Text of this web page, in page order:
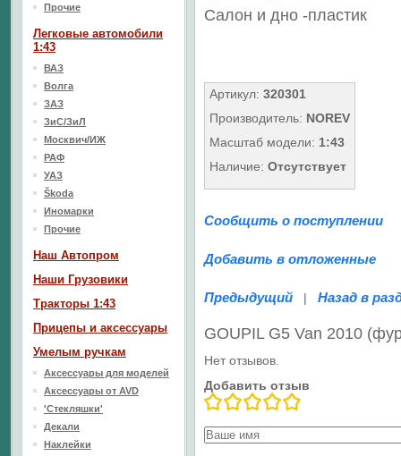
Салон и дно -пластик
Артикул: 320301
Производитель: NOREV
Масштаб модели: 1:43
Наличие: Отсутствует
Сообщить о поступлении
Добавить в отложенные
Предыдущий | Назад в
GOUPIL G5 Van 2010
Нет отзывов.
Добавить отзыв
Прочие
Легковые автомобили
1:43
ВАЗ
Волга
ЗАЗ
ЗиС/ЗиЛ
Москвич/ИЖ
РАФ
УАЗ
Škoda
Иномарки
Прочие
Наш Aвтопром
Наши Грузовики
Тракторы 1:43
Прицепы и аксессуары
Умелым ручкам
Аксессуары для моделей
Аксессуары от AVD
'Стекляшки'
Декали
Наклейки